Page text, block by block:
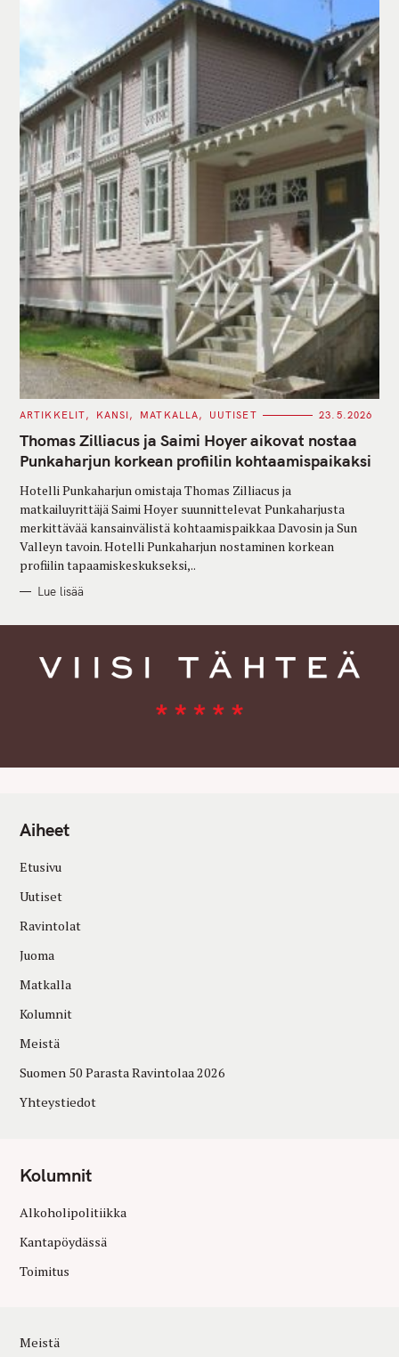
C
T
E
G
O
I
S
ARTIKKELIT KANSI MATKALLA UUTISET 23.5.2026
Thomas Zilliacus ja Saimi Hoyer aikovat nostaa
Punkaharjun korkean profiilin kohtaamispaikaksi
Hotelli Punkaharjun omistaja Thomas Zilliacus ja
matkailuyrittäjä Saimi Hoyer suunnittelevat Punkaharjusta
merkittävää kansainvälistä kohtaamispaikkaa Davosin ja Sun
Valleyn tavoin. Hotelli Punkaharjun nostaminen korkean
profiilin tapaamiskeskukseksi,..
Lue lisää
Aiheet
Etusivu
Uutiset
Ravintolat
Juoma
Matkalla
Kolumnit
Meistä
Suomen 50 Parasta Ravintolaa 2026
Yhteystiedot
Kolumnit
Alkoholipolitiikka
Kantapöydässä
Toimitus
Meistä